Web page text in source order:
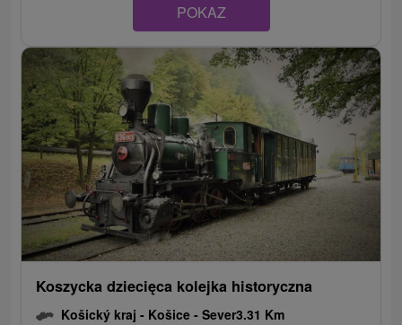
POKAZ
Koszycka dziecięca kolejka historyczna
Košický kraj - Košice - Sever3.31 Km